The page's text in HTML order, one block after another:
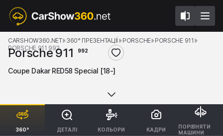
360° ДЕТАЛІ КОЛЬОРИ КАДРИ
ПОРІВНЯТИ
МАШИНИ
CARSHOW360.NET 360° ПРЕЗЕНТАЦІЇ PORSCHE
PORSCHE 911
PORSCHE 911 992
Porsche 911 992
Coupe Dakar RED58 Special [18-]